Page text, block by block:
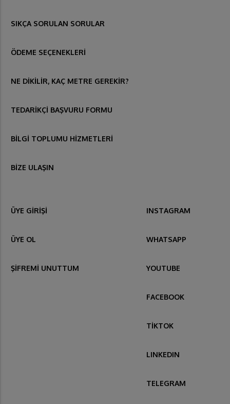
SIKÇA SORULAN SORULAR
ÖDEME SEÇENEKLERİ
NE DİKİLİR, KAÇ METRE GEREKİR?
TEDARİKÇİ BAŞVURU FORMU
BİLGİ TOPLUMU HİZMETLERİ
BİZE ULAŞIN
ÜYE GİRİŞİ
ÜYE OL
ŞİFREMİ UNUTTUM
INSTAGRAM
WHATSAPP
YOUTUBE
FACEBOOK
TİKTOK
LINKEDIN
TELEGRAM